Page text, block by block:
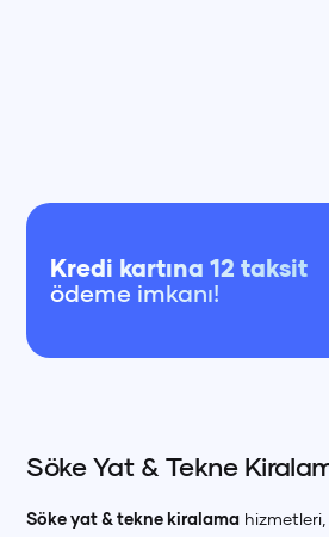
Kredi kartına 12 taksit
ödeme imkanı!
Söke Yat & Tekne
Söke yat & tekne kiralama hizmetleri,